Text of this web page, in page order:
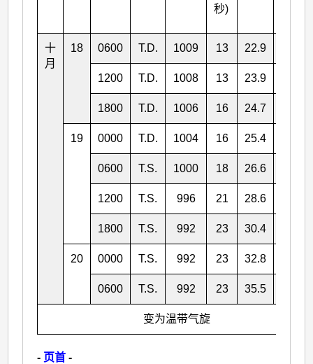
秒)
十
月
18 0600 T.D. 1009 13 22.9
1200 T.D. 1008 13 23.9
1800 T.D. 1006 16 24.7
19 0000 T.D. 1004 16 25.4
0600 T.S. 1000 18 26.6
1200 T.S. 996 21 28.6
1800 T.S. 992 23 30.4
20 0000 T.S. 992 23 32.8
0600 T.S. 992 23 35.5
变为温带气旋
- 页首 -